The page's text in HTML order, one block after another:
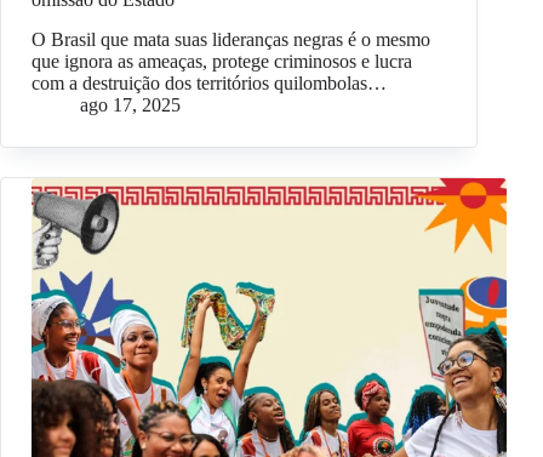
O Brasil que mata suas lideranças negras é o mesmo
que ignora as ameaças, protege criminosos e lucra
com a destruição dos territórios quilombolas…
ago 17, 2025